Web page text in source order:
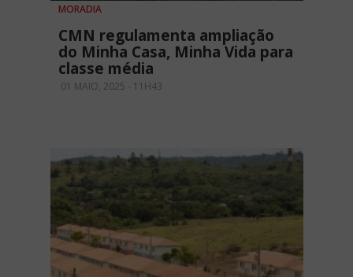
MORADIA
CMN regulamenta ampliação
do Minha Casa, Minha Vida para
classe média
01 MAIO, 2025 - 11H43